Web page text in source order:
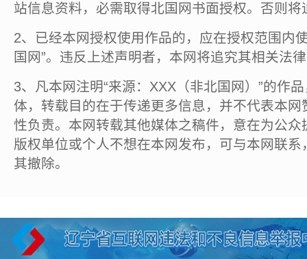
站信息资料，必需取得北国网书面授权。否则将
2、已经本网授权使用作品的，应在授权范围内
国网”。违反上述声明者，本网将追究其相关法
3、凡本网注明“来源：XXX（非北国网）”的作
体，转载目的在于传递更多信息，并不代表本
性负责。本网转载其他媒体之稿件，意在为公
版权单位或个人不想在本网发布，可与本网联
其撤除。